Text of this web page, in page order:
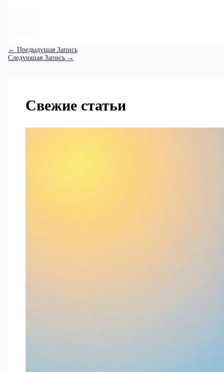
← Предыдущая Запись
Следующая Запись →
Свежие статьи